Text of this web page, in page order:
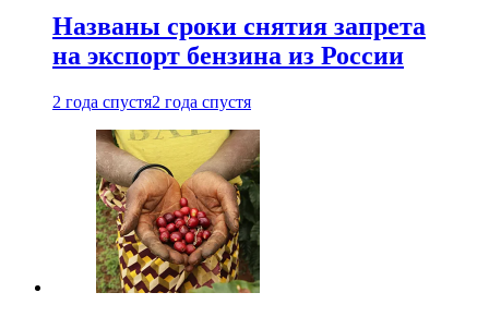
Названы сроки снятия запрета
на экспорт бензина из России
2 года спустя2 года спустя